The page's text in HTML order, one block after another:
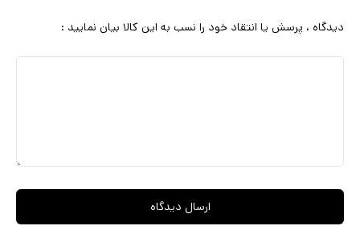
دیدگاه ، پرسش یا انتقاد خود را نسب به این کالا بیان نمایید :
ارسال دیدگاه